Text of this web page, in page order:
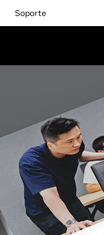
Soporte